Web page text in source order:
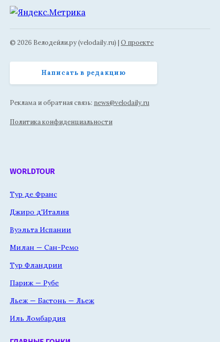
© 2026 Велодейли.ру (velodaily.ru) | О проекте
Написать в редакцию
Реклама и обратная связь: news@velodaily.ru
Политика конфиденциальности
WORLDTOUR
Тур де Франс
Джиро д'Италия
Вуэльта Испании
Милан — Сан-Ремо
Тур Фландрии
Париж — Рубе
Льеж — Бастонь — Льеж
Иль Ломбардия